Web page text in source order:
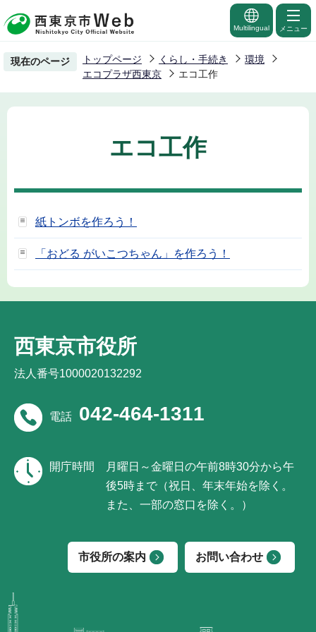
の
ー
Multilingual メニュー
現在のページ トップページ くらし・手続き
環境
エコプラザ西東京
エコ工作
エコ工作
紙トンボを作ろう！
「おどる がいこつちゃん」を作ろう！
西東京市役所
法人番号1000020132292
電話 042-464-1311
開庁時間
月曜日～金曜日の午前8時30分から午
後5時まで（祝日、年末年始を除く。
また、一部の窓口を除く。）
市役所の案内 お問い合わせ